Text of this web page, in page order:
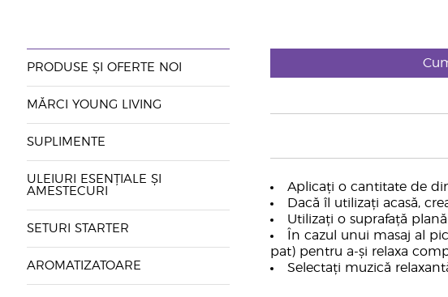
PRODUSE ȘI OFERTE NOI
MĂRCI YOUNG LIVING
SUPLIMENTE
ULEIURI ESENȚIALE ȘI
AMESTECURI
SETURI STARTER
AROMATIZATOARE
Aplicați o cantitate de
Dacă îl utilizați acasă,
Utilizați o suprafață
În cazul unui masaj al
pat) pentru a-și relaxa
Selectați muzică